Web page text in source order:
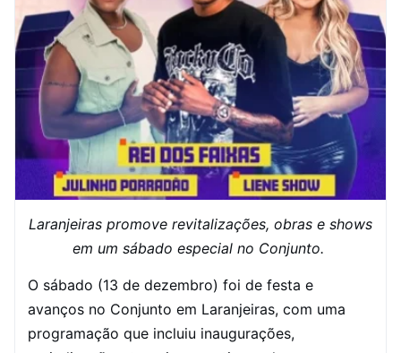
Laranjeiras promove revitalizações, obras e shows
em um sábado especial no Conjunto.
O sábado (13 de dezembro) foi de festa e
avanços no Conjunto em Laranjeiras, com uma
programação que incluiu inaugurações,